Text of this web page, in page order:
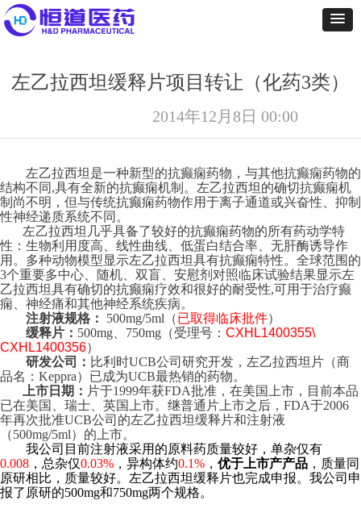
左乙拉西坦缓释片项目转让（化药3类）
左乙拉西坦是一种新型的抗癫痫药物，与其他抗癫痫药物的
结构不同,具有全新的抗癫痫机制。左乙拉西坦的确切抗癫痫机
制尚不明，但与传统抗癫痫药物作用于离子通道或兴奋性、抑制
性神经递质系统不同。
左乙拉西坦几乎具备了较好的抗癫痫药物的所有药动学特
性：生物利用度高、线性曲线、低蛋白结合率、无肝酶诱导作
用。多种动物模型显示左乙拉西坦具有抗癫痫特性。全球范围的
3个重要多中心、随机、双盲、安慰剂对照临床试验结果显示左
乙拉西坦具有确切的抗癫痫疗效和很好的耐受性,可用于治疗癫
痫、神经痛和其他神经系统疾病。
注射液规格：
500mg/5ml（已取得临床批件）
缓释片： 500mg、750mg（受理号： CXHL1400355\
CXHL1400356）
研发公司： 比利时UCB公司研究开发，左乙拉西坦片（商
品名： Keppra）已成为UCB最热销的药物。
上市日期： 片于1999年获FDA批准，在美国上市，目前本品
已在美国、瑞士、英国上市。继普通片上市之后，FDA于2006
年再次批准UCB公司的左乙拉西坦缓释片和注射液
（500mg/5ml）的上市。
我公司目前注射液采用的原料药质量较好，单杂仅有
0.008 ，总杂仅0.03% ，异构体约0.1% ， 优于上市产产品 ，质量同
原研相比，质量较好。 左乙拉西坦缓释片也完成申报。 我公司申
报了原研的500mg和750mg两个规格。
2014年12月8日 00:00